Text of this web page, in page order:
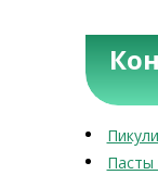
Пасты